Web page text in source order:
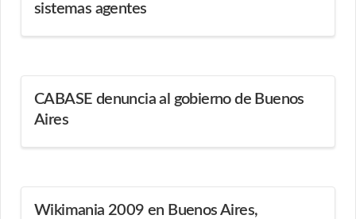
sistemas agentes
CABASE denuncia al gobierno de Buenos
Aires
Wikimania 2009 en Buenos Aires,